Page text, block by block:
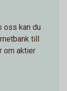
oss kan du
till
om aktier